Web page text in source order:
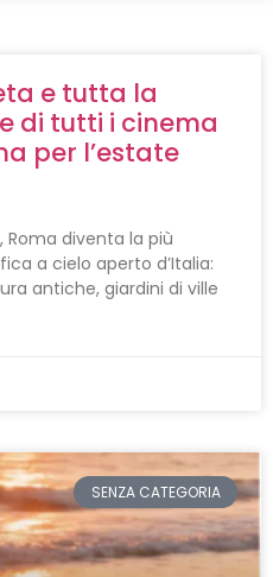
e tutta la
di tutti i cinema
per l’estate
diventa la più
a cielo aperto d’Italia:
antiche, giardini di ville
SENZA CATEGORIA